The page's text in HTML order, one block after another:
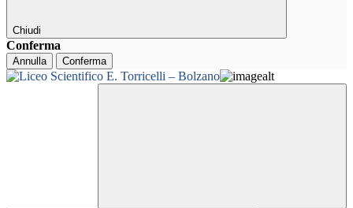
Chiudi
Conferma
Annulla Conferma